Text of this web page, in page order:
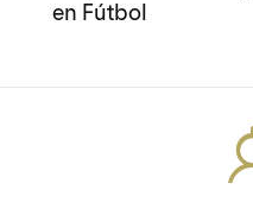
en Fútbol